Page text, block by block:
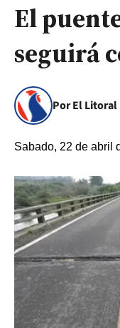
El
seguirá
Por El Litoral
Sabado, 22 de abril